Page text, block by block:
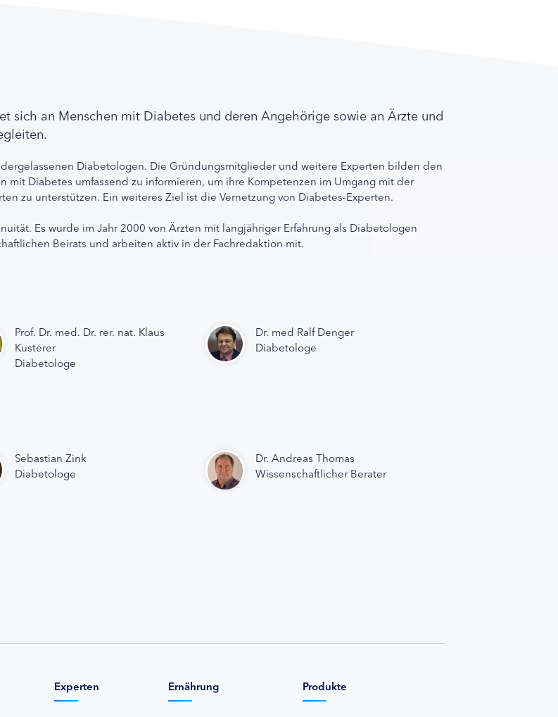
sich an Menschen mit Diabetes und deren Angehörige sowie an Ärzte und
Diabetologen. Die Gründungsmitglieder und weitere Experten bilden den
mit Diabetes umfassend zu informieren, um ihre Kompetenzen im Umgang mit der
zu unterstützen. Ein weiteres Ziel ist die Vernetzung von Diabetes-Experten.
Es wurde im Jahr 2000 von Ärzten mit langjähriger Erfahrung als Diabetologen
Beirats und arbeiten aktiv in der Fachredaktion mit.
Prof. Dr. med. Dr. rer. nat. Klaus
Kusterer
Diabetologe
Dr. med Ralf Denger
Diabetologe
Sebastian Zink
Diabetologe
Dr. Andreas Thomas
Wissenschaftlicher Berater
Experten Ernährung Produkte